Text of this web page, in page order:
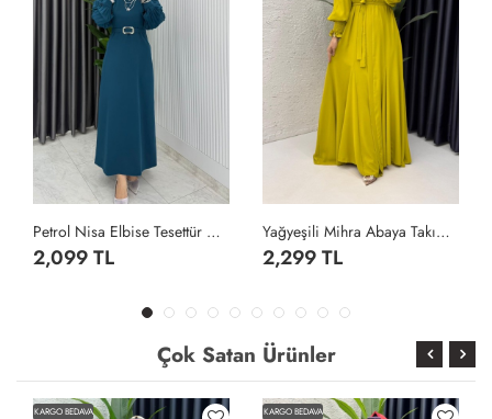
Petrol Nisa Elbise Tesettür Giyim Petrol Yeşili
2,099 TL
Yağyeşili Mihra Abaya Takım Tesettür Giyim Yağ Yeşili
2,299 TL
Çok Satan Ürünler
KARGO BEDAVA KARGO BEDAVA